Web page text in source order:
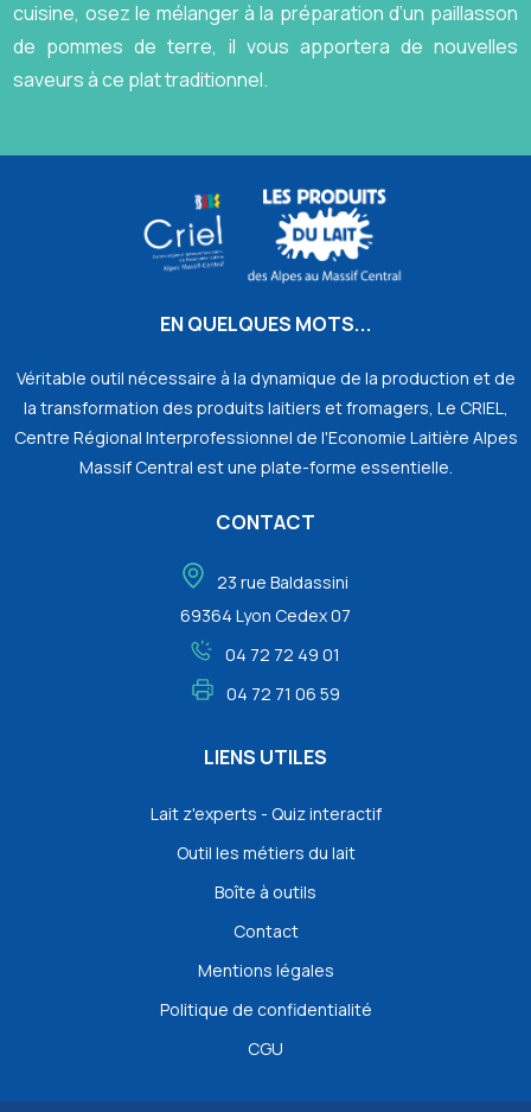
cuisine, osez le mélanger à la préparation d’un paillasson
de pommes de terre, il vous apportera de nouvelles
saveurs à ce plat traditionnel.
EN QUELQUES MOTS...
Véritable outil nécessaire à la dynamique de la production et de
la transformation des produits laitiers et fromagers, Le CRIEL,
Centre Régional Interprofessionnel de l'Economie Laitière Alpes
Massif Central est une plate-forme essentielle.
CONTACT
23 rue Baldassini
69364 Lyon Cedex 07
04 72 72 49 01
04 72 71 06 59
LIENS UTILES
Lait z'experts - Quiz interactif
Outil les métiers du lait
Boîte à outils
Contact
Mentions légales
Politique de confidentialité
CGU